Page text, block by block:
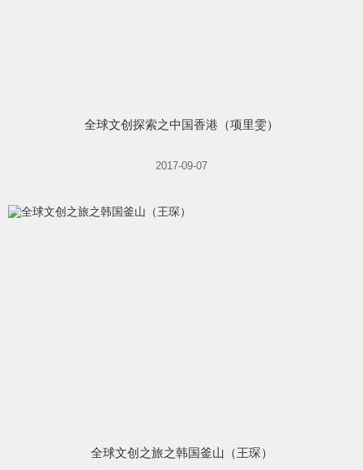
全球文创探索之中国香港（项里雯）
2017-09-07
全球文创之旅之韩国釜山（王琛）